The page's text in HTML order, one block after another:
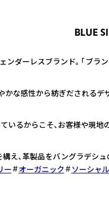
BLUE
ダーレスブランド。 「ブ
な感性から紡ぎだされるデ
るからこそ、お客様や現
、革製品をバングラデシュ
ー
オーガニック ソーシャ